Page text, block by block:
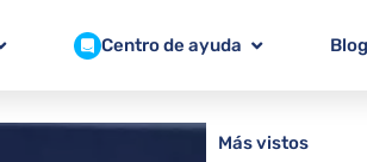
Centro de ayuda Blog
Más vistos